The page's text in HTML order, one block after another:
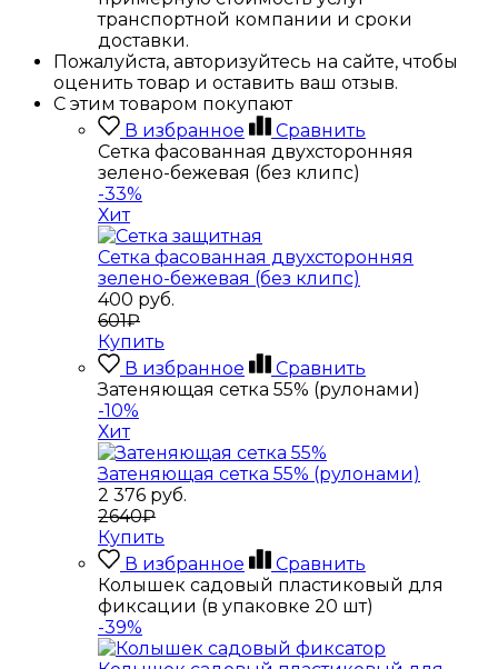
транспортной компании и сроки
доставки.
Пожалуйста, авторизуйтесь на сайте, чтобы
оценить товар и оставить ваш отзыв.
С этим товаром покупают
В избранное
Сравнить
Сетка фасованная двухсторонняя
зелено-бежевая (без клипс)
-33%
Хит
Сетка фасованная двухсторонняя
зелено-бежевая (без клипс)
400 руб.
601₽
Купить
В избранное
Сравнить
Затеняющая сетка 55% (рулонами)
-10%
Хит
Затеняющая сетка 55% (рулонами)
2 376 руб.
2640₽
Купить
В избранное
Сравнить
Колышек садовый пластиковый для
фиксации (в упаковке 20 шт)
-39%